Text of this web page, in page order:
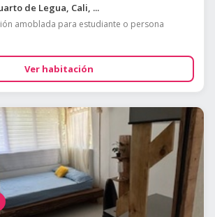
de Legua, Cali, ...
amoblada para estudiante o persona
Ver habitación